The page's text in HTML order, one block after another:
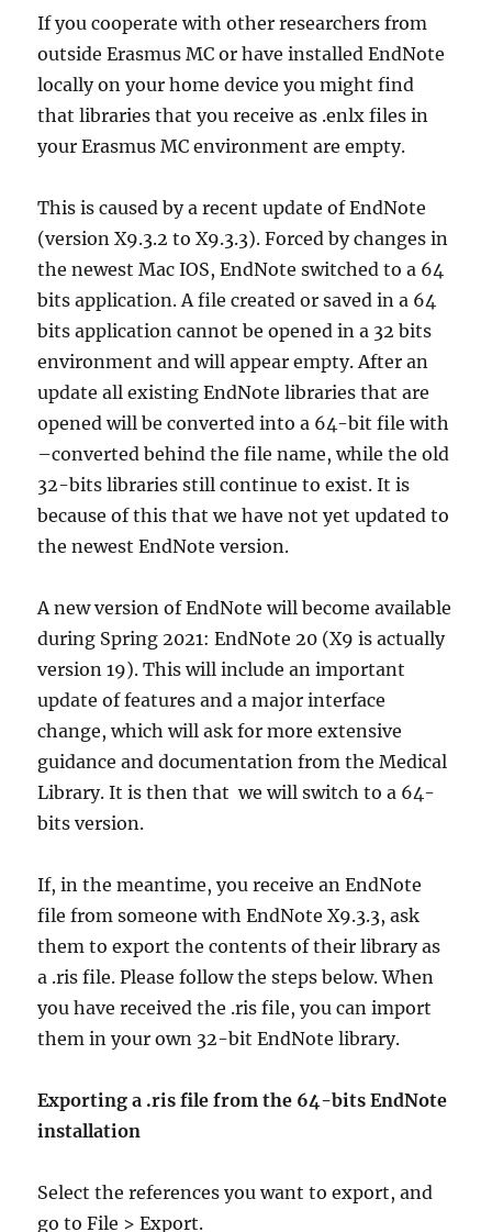
If you cooperate with other researchers from
outside Erasmus MC or have installed EndNote
locally on your home device you might find
that libraries that you receive as .enlx files in
your Erasmus MC environment are empty.
This is caused by a recent update of EndNote
(version X9.3.2 to X9.3.3). Forced by changes in
the newest Mac IOS, EndNote switched to a 64
bits application. A file created or saved in a 64
bits application cannot be opened in a 32 bits
environment and will appear empty. After an
update all existing EndNote libraries that are
opened will be converted into a 64-bit file with
–converted behind the file name, while the old
32-bits libraries still continue to exist. It is
because of this that we have not yet updated to
the newest EndNote version.
A new version of EndNote will become available
during Spring 2021: EndNote 20 (X9 is actually
version 19). This will include an important
update of features and a major interface
change, which will ask for more extensive
guidance and documentation from the Medical
Library. It is then that we will switch to a 64-
bits version.
If, in the meantime, you receive an EndNote
file from someone with EndNote X9.3.3, ask
them to export the contents of their library as
a .ris file. Please follow the steps below. When
you have received the .ris file, you can import
them in your own 32-bit EndNote library.
Exporting a .ris file from the 64-bits EndNote
installation
Select the references you want to export, and
go to File > Export.